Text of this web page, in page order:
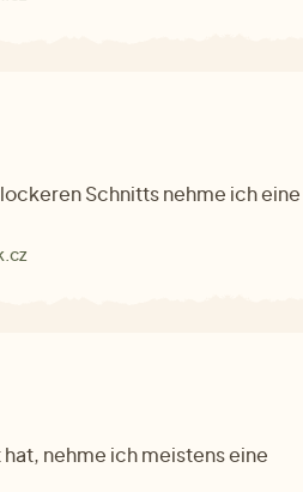
Schnitts nehme ich eine
nehme ich meistens eine